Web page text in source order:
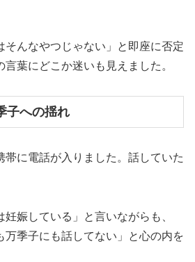
そんなやつじゃない」と即座に否定
言葉にどこか迷いも見えました。
子への揺れ
帯に電話が入りました。話していた
娠している」と言いながらも、
万季子にも話してない」と心の内を